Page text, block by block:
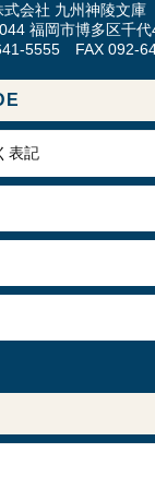
式会社 九州神陵文庫
福岡市博多区千代
5555 FAX 092-
表記